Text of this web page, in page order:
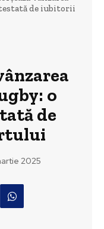
de iubitorii
o
de
2025